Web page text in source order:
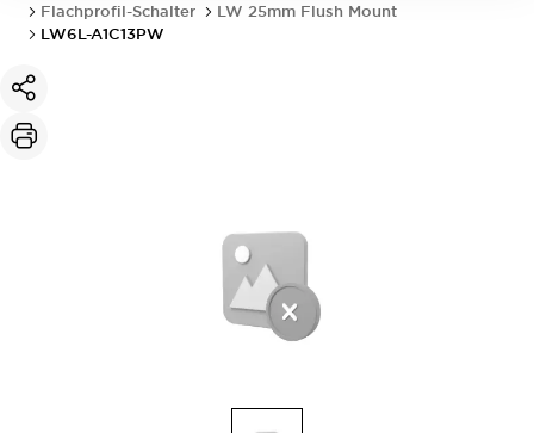
Flachprofil-Schalter
LW 25mm Flush Mount
LW6L-A1C13PW